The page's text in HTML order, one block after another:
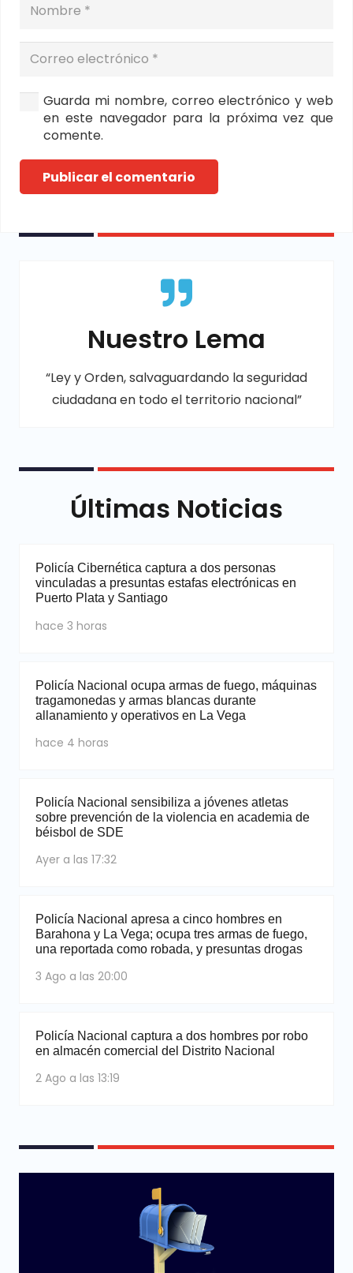
Guarda mi nombre, correo electrónico y web
en este navegador para la próxima vez que
comente.
Publicar el comentario
Nuestro Lema
“Ley y Orden, salvaguardando la seguridad
ciudadana en todo el territorio nacional”
Últimas Noticias
Policía Cibernética captura a dos personas
vinculadas a presuntas estafas electrónicas en
Puerto Plata y Santiago
hace 3 horas
Policía Nacional ocupa armas de fuego, máquinas
tragamonedas y armas blancas durante
allanamiento y operativos en La Vega
hace 4 horas
Policía Nacional sensibiliza a jóvenes atletas
sobre prevención de la violencia en academia de
béisbol de SDE
Ayer a las 17:32
Policía Nacional apresa a cinco hombres en
Barahona y La Vega; ocupa tres armas de fuego,
una reportada como robada, y presuntas drogas
3 Ago a las 20:00
Policía Nacional captura a dos hombres por robo
en almacén comercial del Distrito Nacional
2 Ago a las 13:19